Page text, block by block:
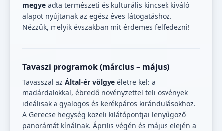
megye adta természeti és kulturális kincsek kiváló
alapot nyújtanak az egész éves látogatáshoz.
Nézzük, melyik évszakban mit érdemes felfedezni!
Tavaszi programok (március – május)
Tavasszal az Által-ér völgye életre kel: a
madárdalokkal, ébredő növényzettel teli ösvények
ideálisak a gyalogos és kerékpáros kirándulásokhoz.
A Gerecse hegység közeli kilátópontjai lenyűgöző
panorámát kínálnak. Április végén és május elején a